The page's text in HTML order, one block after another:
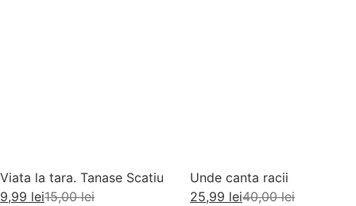
Viata la tara. Tanase Scatiu
15,00lei
9,99 lei
Unde canta racii
40,00lei
25,99 lei